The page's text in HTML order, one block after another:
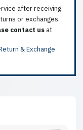
after receiving.
or exchanges.
contact us at
& Exchange